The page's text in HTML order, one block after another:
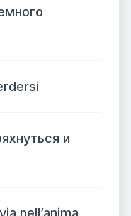
и
nell’anima